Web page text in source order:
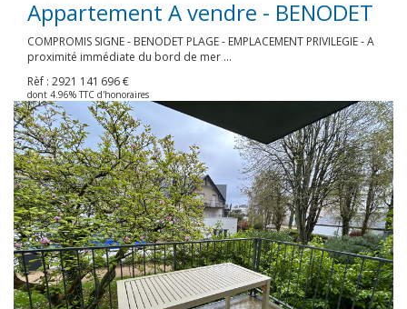
Appartement A vendre - BENODET
COMPROMIS SIGNE - BENODET PLAGE - EMPLACEMENT PRIVILEGIE - A
proximité immédiate du bord de mer ...
Rèf : 2921 141 696 €
dont 4.96% TTC d'honoraires